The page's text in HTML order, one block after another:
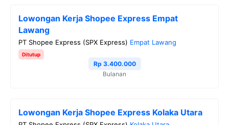
Lowongan Kerja Shopee Express Empat
Lawang
PT Shopee Express (SPX Express) Empat Lawang
Ditutup
Rp 3.400.000
Bulanan
Lowongan Kerja Shopee Express Kolaka Utara